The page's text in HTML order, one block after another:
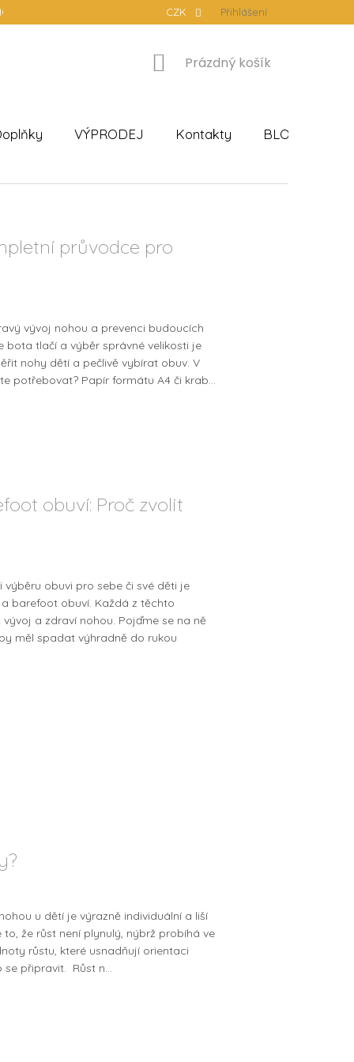
PODMÍNKY PODMÍNKY OCHRANY OSOBNÍCH ÚDAJŮ
CZK Přihlášení
NÁKUPNÍ
Prázdný košík
VÝPRODEJ Kontakty BLOG
průvodce pro
vývoj nohou a prevenci budoucích
bota tlačí a výběr správné velikosti je
nohy dětí a pečlivě vybírat obuv. V
potřebovat? Papír formátu A4 či krab...
obuví: Proč zvolit
obuvi pro sebe či své děti je
barefoot obuví. Každá z těchto
a zdraví nohou. Pojďme se na ně
měl spadat výhradně do rukou
u dětí je výrazně individuální a liší
že růst není plynulý, nýbrž probíhá ve
růstu, které usnadňují orientaci
připravit. Růst n...